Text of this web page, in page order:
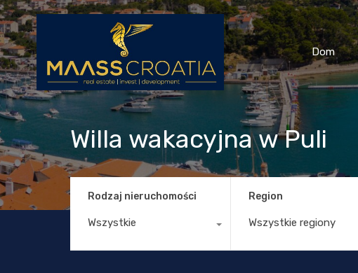
Dom
Dom
Willa wakacyjna w Puli
Rodzaj nieruchomości
Wszystkie
Region
Wszystkie regiony